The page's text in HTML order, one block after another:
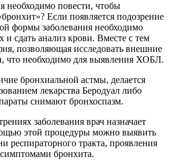
необходимо повести, чтобы
Если появляется подозрение
формы заболевания необходимо
и сдать анализ крови. Вместе с тем
позволяющая исследовать внешние
что необходимо для выявления ХОБЛ.
бронхиальной астмы, делается
лекарства Беродуал либо
снимают бронхоспазм.
заболевания врач назначает
этой процедуры можно выявить
респираторного тракта, проявления
бронхита.